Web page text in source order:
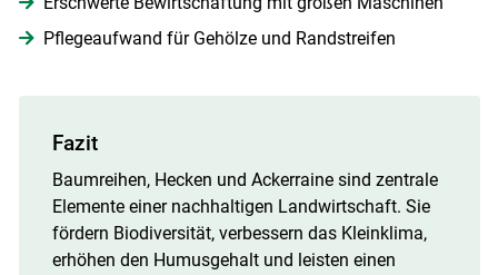
Pflegeaufwand für Gehölze und Randstreifen
Fazit
Baumreihen, Hecken und Ackerraine sind zentrale
Elemente einer nachhaltigen Landwirtschaft. Sie
fördern Biodiversität, verbessern das Kleinklima,
erhöhen den Humusgehalt und leisten einen